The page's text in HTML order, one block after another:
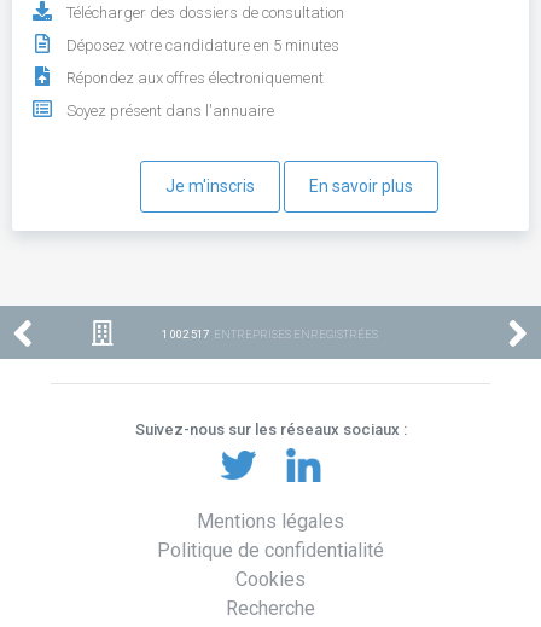
Télécharger des dossiers de consultation
Déposez votre candidature en 5 minutes
Répondez aux offres électroniquement
Soyez présent dans l'annuaire
Je m'inscris En savoir plus
1 002 517 ENTREPRISES ENREGISTRÉES
Suivez-nous sur les réseaux sociaux :
Mentions légales
Politique de confidentialité
Cookies
Recherche